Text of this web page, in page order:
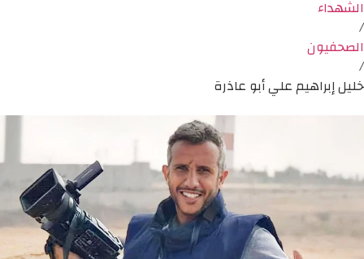
الشهداء
/
الصحفيون
/
خليل إبراهيم علي أبو عاذرة